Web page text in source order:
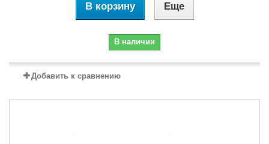
В корзину Еще
В наличии
Добавить к сравнению